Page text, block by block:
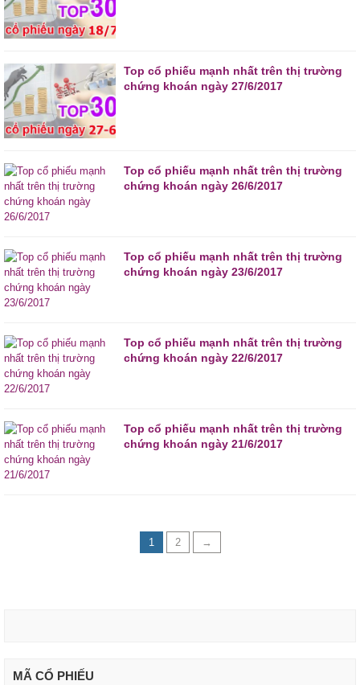
Top cổ phiếu mạnh nhất trên thị trường
chứng khoán ngày 27/6/2017
Top cổ phiếu mạnh nhất trên thị trường
chứng khoán ngày 26/6/2017
Top cổ phiếu mạnh nhất trên thị trường
chứng khoán ngày 23/6/2017
Top cổ phiếu mạnh nhất trên thị trường
chứng khoán ngày 22/6/2017
Top cổ phiếu mạnh nhất trên thị trường
chứng khoán ngày 21/6/2017
1 2 →
MÃ CỔ PHIẾU